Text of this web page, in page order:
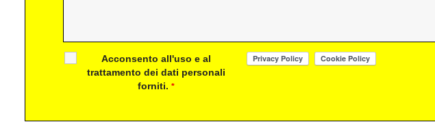
Acconsento all'uso e al
trattamento dei dati personali
forniti.*